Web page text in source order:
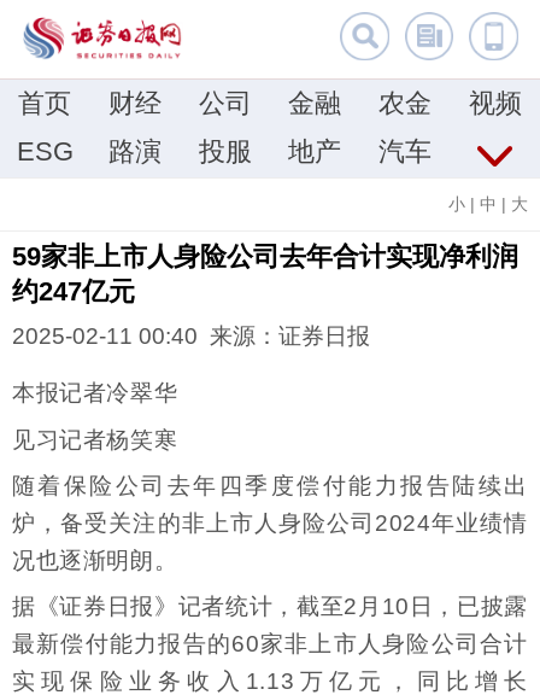
首页 财经 公司 金融 农金
视频
ESG
路演 投服 地产 汽车
小 | 中 | 大
59家非上市人身险公司去年合计实现净利润
约247亿元
2025-02-11 00:40 来源：证券日报
本报记者冷翠华
见习记者杨笑寒
随着保险公司去年四季度偿付能力报告陆续出
炉，备受关注的非上市人身险公司2024年业绩情
况也逐渐明朗。
据《证券日报》记者统计，截至2月10日，已披露
最新偿付能力报告的60家非上市人身险公司合计
实现保险业务收入1.13万亿元，同比增长